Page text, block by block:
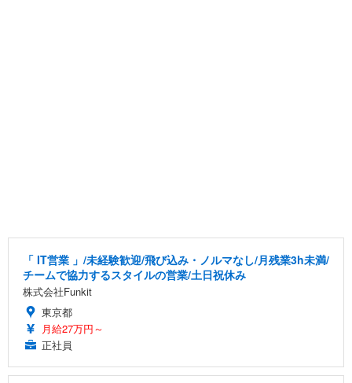
「 IT営業 」/未経験歓迎/飛び込み・ノルマなし/月残業3h未満/
チームで協力するスタイルの営業/土日祝休み
株式会社Funkit
東京都
月給27万円～
正社員